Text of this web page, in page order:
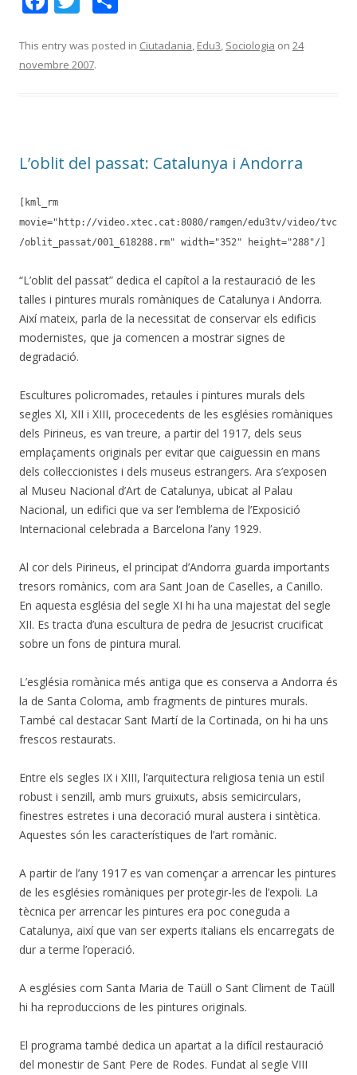
e
b
k
itt
er
m
ix
This entry was posted in Ciutadania, Edu3, Sociologia on 24
novembre 2007.
L’oblit del passat: Catalunya i Andorra
[kml_rm
movie="http://video.xtec.cat:8080/ramgen/edu3tv/video/tvc
/oblit_passat/001_618288.rm" width="352" height="288"/]
“L’oblit del passat” dedica el capítol a la restauració de les
talles i pintures murals romàniques de Catalunya i Andorra.
Així mateix, parla de la necessitat de conservar els edificis
modernistes, que ja comencen a mostrar signes de
degradació.
Escultures policromades, retaules i pintures murals dels
segles XI, XII i XIII, procecedents de les esglésies romàniques
dels Pirineus, es van treure, a partir del 1917, dels seus
emplaçaments originals per evitar que caiguessin en mans
dels col·leccionistes i dels museus estrangers. Ara s’exposen
al Museu Nacional d’Art de Catalunya, ubicat al Palau
Nacional, un edifici que va ser l’emblema de l’Exposició
Internacional celebrada a Barcelona l’any 1929.
Al cor dels Pirineus, el principat d’Andorra guarda importants
tresors romànics, com ara Sant Joan de Caselles, a Canillo.
En aquesta església del segle XI hi ha una majestat del segle
XII. Es tracta d’una escultura de pedra de Jesucrist crucificat
sobre un fons de pintura mural.
L’església romànica més antiga que es conserva a Andorra és
la de Santa Coloma, amb fragments de pintures murals.
També cal destacar Sant Martí de la Cortinada, on hi ha uns
frescos restaurats.
Entre els segles IX i XIII, l’arquitectura religiosa tenia un estil
robust i senzill, amb murs gruixuts, absis semicirculars,
finestres estretes i una decoració mural austera i sintètica.
Aquestes són les característiques de l’art romànic.
A partir de l’any 1917 es van començar a arrencar les pintures
de les esglésies romàniques per protegir-les de l’expoli. La
tècnica per arrencar les pintures era poc coneguda a
Catalunya, així que van ser experts italians els encarregats de
dur a terme l’operació.
A esglésies com Santa Maria de Taüll o Sant Climent de Taüll
hi ha reproduccions de les pintures originals.
El programa també dedica un apartat a la difícil restauració
del monestir de Sant Pere de Rodes. Fundat al segle VIII